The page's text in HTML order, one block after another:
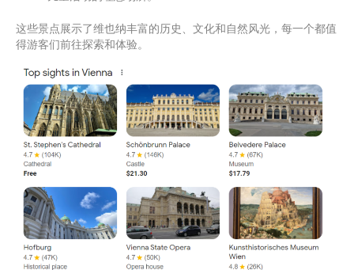
这些景点展示了维也纳丰富的历史、文化和自然风光，每一个都值
得游客们前往探索和体验。